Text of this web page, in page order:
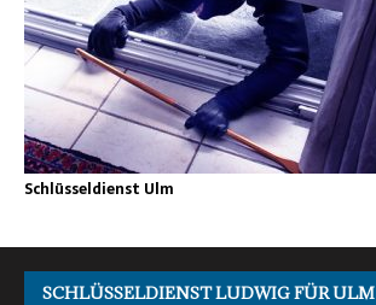
Schlüsseldienst Ulm
SCHLÜSSELDIENST LUDWIG FÜR ULM